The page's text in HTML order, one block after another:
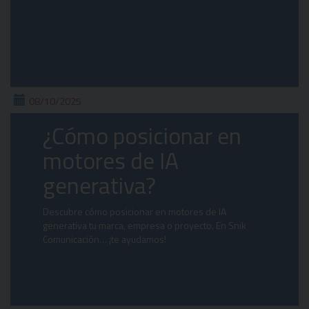
08/10/2025
¿Cómo posicionar en
motores de IA
generativa?
Descubre cómo posicionar en motores de IA
generativa tu marca, empresa o proyecto. En Snik
Comunicación… ¡te ayudamos!